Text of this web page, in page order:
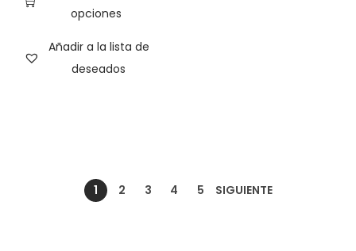
opciones
Añadir a la lista de
deseados
1 2 3 4 5 SIGUIENTE